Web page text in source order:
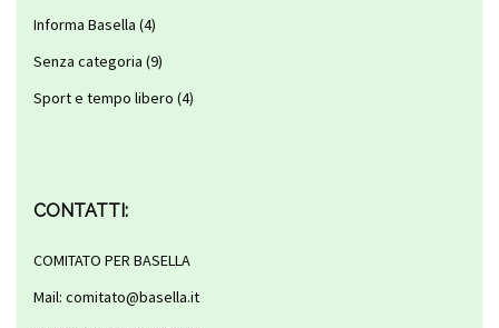
Informa Basella (4)
Senza categoria (9)
Sport e tempo libero (4)
CONTATTI:
COMITATO PER BASELLA
Mail: comitato@basella.it